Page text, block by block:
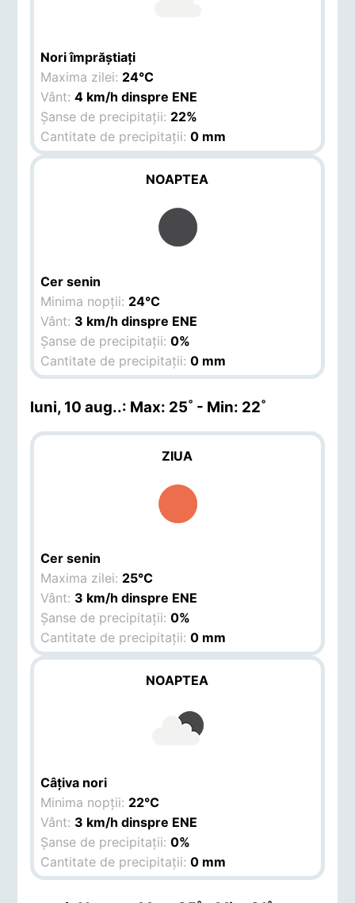
Nori împrăștiați
Maxima zilei: 24°C
Vânt:4 km/h dinspre ENE
Șanse de precipitații: 22%
Cantitate de precipitații:0 mm
NOAPTEA
Cer senin
Minima nopții: 24°C
Vânt: 3 km/h dinspre ENE
Șanse de precipitații:0%
Cantitate de precipitații:0 mm
luni, 10 aug..: Max: 25˚ - Min: 22˚
ZIUA
Cer senin
Maxima zilei: 25°C
Vânt: 3 km/h dinspre ENE
Șanse de precipitații:0%
Cantitate de precipitații:0 mm
NOAPTEA
Câțiva nori
Minima nopții: 22°C
Vânt: 3 km/h dinspre ENE
Șanse de precipitații:0%
Cantitate de precipitații:0 mm